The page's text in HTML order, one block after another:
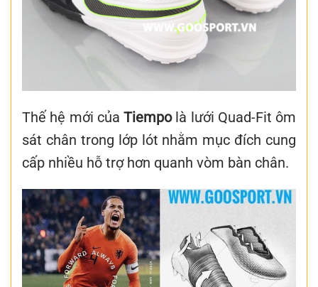
Thế hệ mới của Tiempolà lưới Quad-Fit ôm
sát chân trong lớp lót nhằm mục đích cung
cấp nhiều hỗ trợ hơn quanh vòm bàn chân.